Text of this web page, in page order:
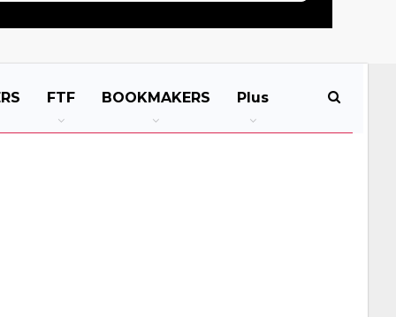
FTF BOOKMAKERS Plus